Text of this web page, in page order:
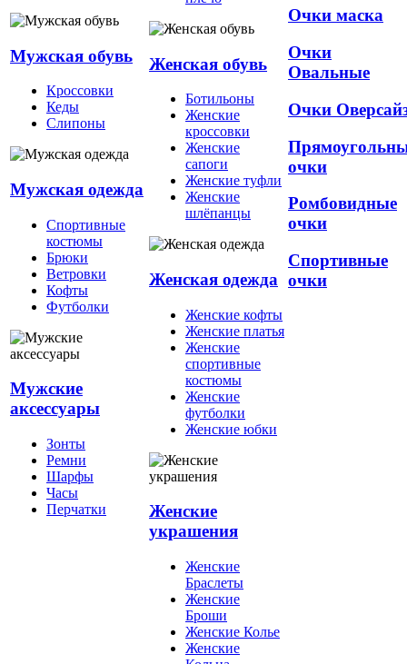
Мужская обувь
Кроссовки
Кеды
Слипоны
Мужская одежда
Спортивные
костюмы
Брюки
Ветровки
Кофты
Футболки
Мужские
аксессуары
Зонты
Ремни
Шарфы
Часы
Перчатки
Женская обувь
Ботильоны
Женские
кроссовки
Женские
сапоги
Женские туфли
Женские
шлёпанцы
Женская одежда
Женские кофты
Женские платья
Женские
спортивные
костюмы
Женские
футболки
Женские юбки
Женские
украшения
Женские
Браслеты
Женские
Броши
Женские Колье
Женские
Очки маска
Очки
Овальные
Очки
очки
Ромбовидные
очки
Спортивные
очки